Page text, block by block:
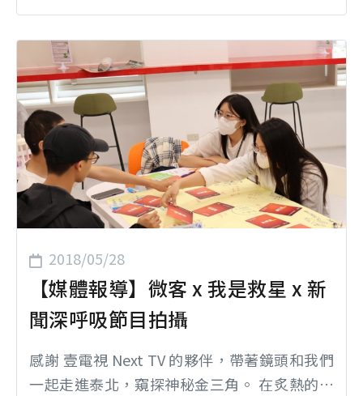
得主之身分來台進行一連串的演講，而他將於
近日再次受邀訪台。 沙提雅提先生為印度知名
兒童權益提倡者，除致力從事童奴、童工的救
援工作外，更努力推動相關制度以保障弱勢權
益，...
2018/05/28
【媒體報導】微客 x 我是救星 x 新
聞深呼吸節目拍攝
感謝 壹電視 Next TV 的夥伴，帶著鏡頭和我們
一起走進泰北，窺探神秘金三角。 在炙熱的太